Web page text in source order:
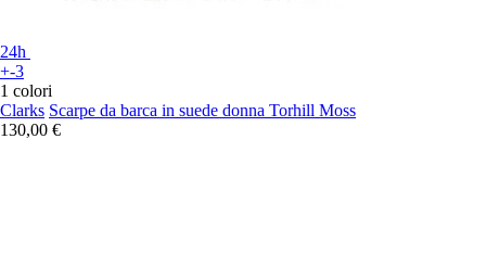
24h
+-3
1 colori
Clarks Scarpe da barca in suede donna Torhill Moss
130,00 €